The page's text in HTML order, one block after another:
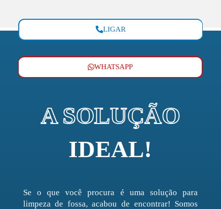
LIGAR
WHATSAPP
A SOLUÇÃO
IDEAL!
Se o que você procura é uma solução para
limpeza de fossa, acabou de encontrar! Somos